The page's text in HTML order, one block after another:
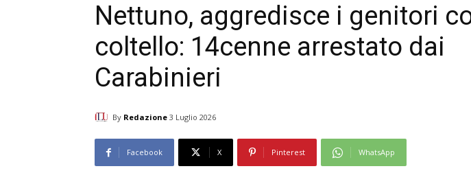
Nettuno, aggredisce i genitori
coltello: 14cenne arrestato dai
Carabinieri
By Redazione 3 Luglio 2026
Facebook X Pinterest WhatsApp